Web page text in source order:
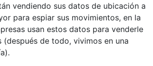
vendiendo sus datos de ubicación a
para espiar sus movimientos, en la
usan estos datos para venderle
(después de todo, vivimos en una